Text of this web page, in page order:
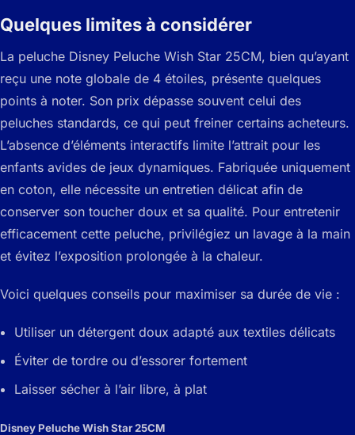
Quelques limites à considérer
La peluche Disney Peluche Wish Star 25CM, bien qu’ayant
reçu une note globale de 4 étoiles, présente quelques
points à noter. Son prix dépasse souvent celui des
peluches standards, ce qui peut freiner certains acheteurs.
L’absence d’éléments interactifs limite l’attrait pour les
enfants avides de jeux dynamiques. Fabriquée uniquement
en coton, elle nécessite un entretien délicat afin de
conserver son toucher doux et sa qualité. Pour entretenir
efficacement cette peluche, privilégiez un lavage à la main
et évitez l’exposition prolongée à la chaleur.
Voici quelques conseils pour maximiser sa durée de vie :
Utiliser un détergent doux adapté aux textiles délicats
Éviter de tordre ou d’essorer fortement
Laisser sécher à l’air libre, à plat
Disney Peluche Wish Star 25CM